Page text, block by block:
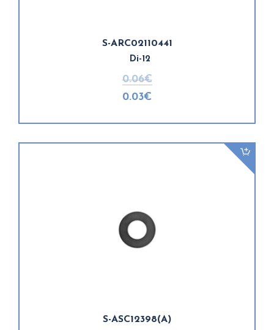
S-ARC02110441
Di-12
0.06€
0.03€
S-ASC12398(A)